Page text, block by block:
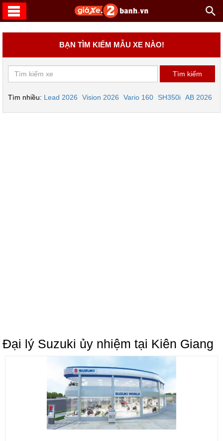
BẠN TÌM KIẾM MẪU XE NÀO!
Tìm nhiều: Lead 2026 Vision 2026 Vario 160 SH350i AB 2026
Đại lý Suzuki ủy nhiệm tại Kiên Giang